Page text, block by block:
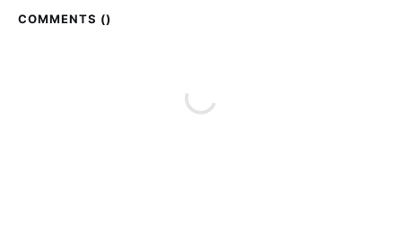
COMMENTS ()